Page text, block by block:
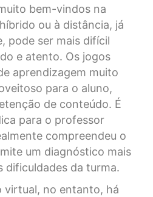
bem-vindos na
ou à distância, já
pode ser mais difícil
e atento. Os jogos
aprendizagem muito
para o aluno,
de conteúdo. É
para o professor
compreendeu o
um diagnóstico mais
dificuldades da turma.
virtual, no entanto, há